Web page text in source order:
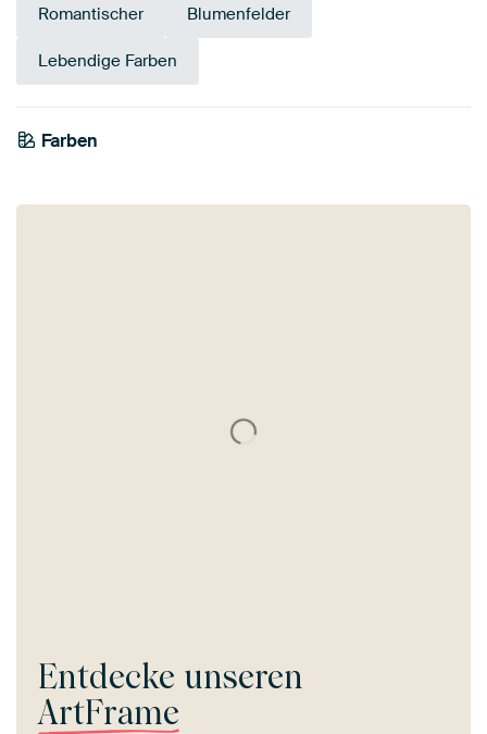
Romantischer Blumenfelder
Lebendige Farben
Farben
Gelb
Rot
Gold
Entdecke unseren
ArtFrame